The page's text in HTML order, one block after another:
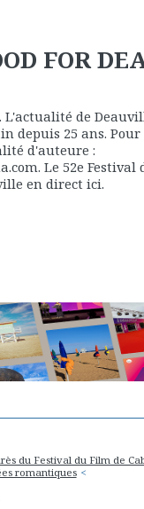
FOR
L'actualité de
depuis 25 ans.
d'auteure :
Le 52e Festival
en direct ici.
du Festival du Film de
romantiques